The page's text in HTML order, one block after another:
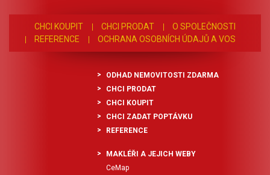
CHCI KOUPIT CHCI PRODAT
O SPOLEČNOSTI
REFERENCE
OCHRANA OSOBNÍCH ÚDAJŮ A VOS
ODHAD NEMOVITOSTI ZDARMA
CHCI PRODAT
CHCI KOUPIT
CHCI ZADAT POPTÁVKU
REFERENCE
MAKLÉŘI A JEJICH WEBY
CeMap